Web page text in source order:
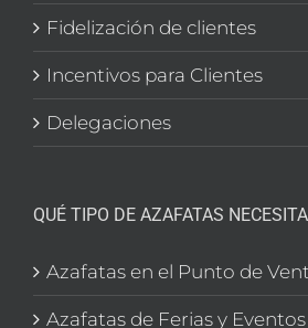
Fidelización de clientes
Incentivos para Clientes
Delegaciones
QUÉ TIPO DE AZAFATAS
Azafatas en el Punto de
Azafatas de Ferias y Eventos